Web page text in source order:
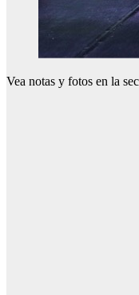
Vea notas y fotos en la